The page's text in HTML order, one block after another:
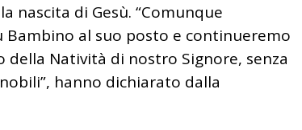
nascita di Gesù. “Comunque
al suo posto e continueremo
Natività di nostro Signore, senza
hanno dichiarato dalla